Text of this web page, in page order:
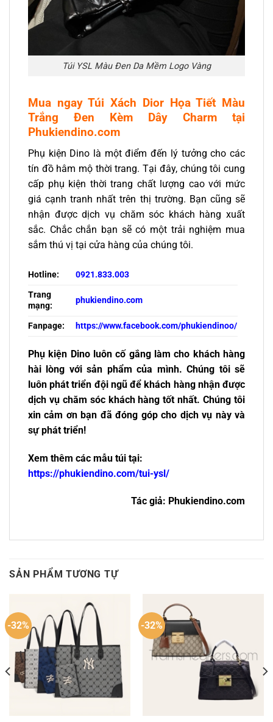
Túi YSL Màu Đen Da Mềm Logo Vàng
Mua ngay Túi Xách Dior Họa Tiết Màu
Trắng Đen Kèm Dây Charm tại
Phukiendino.com
Phụ kiện Dino là một điểm đến lý tưởng cho các
tín đồ hâm mộ thời trang. Tại đây, chúng tôi cung
cấp phụ kiện thời trang chất lượng cao với mức
giá cạnh tranh nhất trên thị trường. Bạn cũng sẽ
nhận được dịch vụ chăm sóc khách hàng xuất
sắc. Chắc chắn bạn sẽ có một trải nghiệm mua
sắm thú vị tại cửa hàng của chúng tôi.
Hotline:
0921.833.003
Trang
mạng:
phukiendino.com
Fanpage: https://www.facebook.com/phukiendinoo/
Phụ kiện Dino luôn cố gắng làm cho khách hàng
hài lòng với sản phẩm của mình. Chúng tôi sẽ
luôn phát triển đội ngũ để khách hàng nhận được
dịch vụ chăm sóc khách hàng tốt nhất. Chúng tôi
xin cảm ơn bạn đã đóng góp cho dịch vụ này và
sự phát triển!
Xem thêm các mẫu túi tại:
https://phukiendino.com/tui-ysl/
Tác giả: Phukiendino.com
SẢN PHẨM TƯƠNG TỰ
-32% -32%